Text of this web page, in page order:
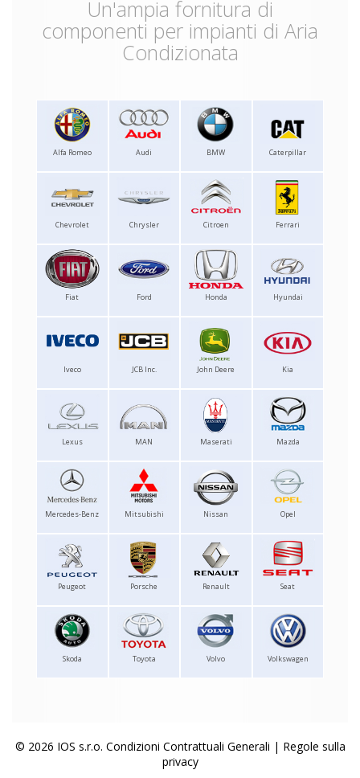
Un'ampia fornitura di
componenti per impianti di Aria
Condizionata
Alfa Romeo Audi BMW Caterpillar
Chevrolet Chrysler Citroen Ferrari
Fiat Ford Honda Hyundai
Iveco JCB Inc. John Deere Kia
Lexus MAN Maserati Mazda
Mercedes-Benz Mitsubishi Nissan Opel
Peugeot Porsche Renault Seat
Skoda Toyota Volvo Volkswagen
© 2026 IOS s.r.o. Condizioni Contrattuali Generali | Regole sulla
privacy